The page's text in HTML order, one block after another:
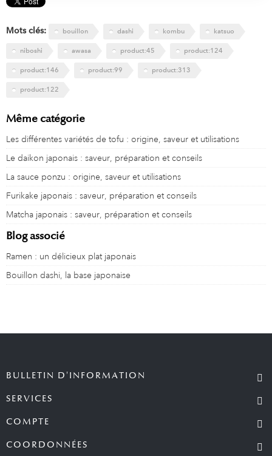
Mots clés: bouillon dashi kombu katsuo
niboshi awasa product:45 product:124
product:146 product:99 product:313
product:122
Même catégorie
Les différentes variétés de tofu : origine, saveur et utilisations
Le daikon japonais : saveur, préparation et conseils
La sauce ponzu : origine, saveur et utilisations
Furikake japonais : saveur, préparation et conseils
Matcha japonais : saveur, préparation et conseils
Blog associé
Ramen : un délicieux plat japonais
Bouillon dashi, la base japonaise
BULLETIN D'INFORMATION
SERVICES
COMPTE
COORDONNÉES